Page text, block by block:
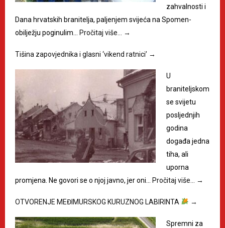
zahvalnosti i
Dana hrvatskih branitelja, paljenjem svijeća na Spomen-
obilježju poginulim…
Pročitaj više… →
Tišina zapovjednika i glasni ‘vikend ratnici’ →
U
braniteljskom
se svijetu
posljednjih
godina
događa jedna
tiha, ali
uporna
promjena. Ne govori se o njoj javno, jer oni…
Pročitaj više… →
OTVORENJE MEĐIMURSKOG KURUZNOG LABIRINTA →
Spremni za